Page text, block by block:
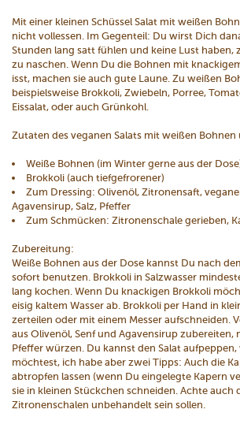
Mit einer kleinen Schüssel Salat mit weißen
nicht vollessen. Im Gegenteil: Du wirst Dich
Stunden lang satt fühlen und keine Lust haben,
zu naschen. Wenn Du die Bohnen mit
isst, machen sie auch gute Laune. Zu weißen
beispielsweise Brokkoli, Zwiebeln, Porree,
Eissalat, oder auch Grünkohl.
Zutaten des veganen Salats mit weißen Bohnen
Weiße Bohnen (im Winter gerne aus der
Brokkoli (auch tiefgefrorener)
Zum Dressing: Olivenöl, Zitronensaft,
Agavensirup, Salz, Pfeffer
Zum Schmücken: Zitronenschale gerieben,
Zubereitung:
Weiße Bohnen aus der Dose kannst Du nach
sofort benutzen. Brokkoli in Salzwasser
lang kochen. Wenn Du knackigen Brokkoli
eisig kaltem Wasser ab. Brokkoli per Hand in
zerteilen oder mit einem Messer aufschneiden.
aus Olivenöl, Senf und Agavensirup zubereiten,
Pfeffer würzen. Du kannst den Salat aufpeppen,
möchtest, ich habe aber zwei Tipps: Auch die
abtropfen lassen (wenn Du eingelegte Kapern
sie in kleinen Stückchen schneiden. Achte auch
Zitronenschalen unbehandelt sein sollen.